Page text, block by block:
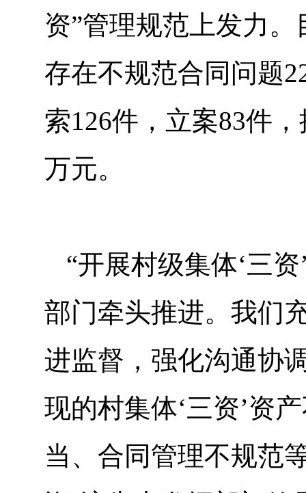
资”管理规范上发力
存在不规范合同问题
索126件，立案83件
万元。
“开展村级集体‘三
部门牵头推进。我们
进监督，强化沟通协
现的村集体‘三资’资
当、合同管理不规范